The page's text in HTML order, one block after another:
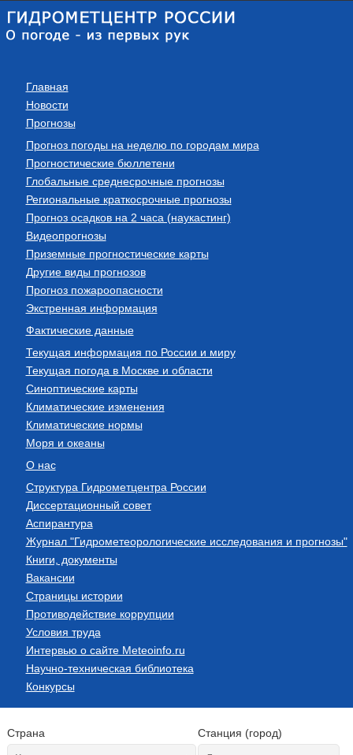
Главная
Новости
Прогнозы
Прогноз погоды на неделю по городам мира
Прогностические бюллетени
Глобальные среднесрочные прогнозы
Региональные краткосрочные прогнозы
Прогноз осадков на 2 часа (наукастинг)
Видеопрогнозы
Приземные прогностические карты
Другие виды прогнозов
Прогноз пожароопасности
Экстренная информация
Фактические данные
Текущая информация по России и миру
Текущая погода в Москве и области
Синоптические карты
Климатические изменения
Климатические нормы
Моря и океаны
О нас
Структура Гидрометцентра России
Диссертационный совет
Аспирантура
Журнал "Гидрометеорологические исследования и прогнозы"
Книги, документы
Вакансии
Страницы истории
Противодействие коррупции
Условия труда
Интервью о сайте Meteoinfo.ru
Научно-техническая библиотека
Конкурсы
Страна Станция (город)